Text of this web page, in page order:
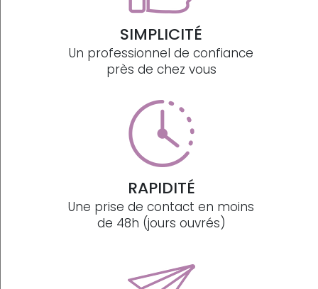
SIMPLICITÉ
Un professionnel de confiance
près de chez vous
RAPIDITÉ
Une prise de contact en moins
de 48h (jours ouvrés)